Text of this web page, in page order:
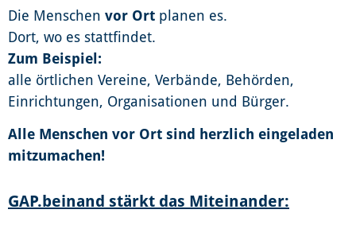
Die Menschen vor Ort planen es.
Dort, wo es stattfindet.
Zum Beispiel:
alle örtlichen Vereine, Verbände, Behörden,
Einrichtungen, Organisationen und Bürger.
Alle Menschen vor Ort sind herzlich eingeladen
mitzumachen!
GAP.beinand stärkt das Miteinander: